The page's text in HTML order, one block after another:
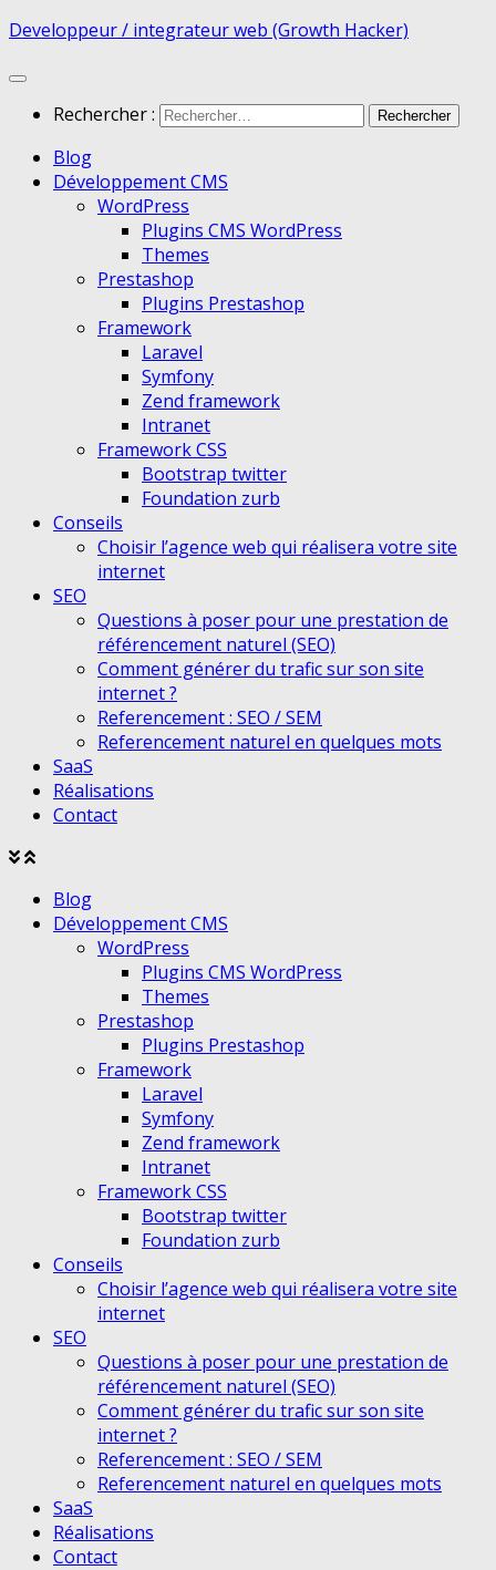
Developpeur / integrateur web (Growth Hacker)
Rechercher :
Blog
Développement CMS
WordPress
Plugins CMS WordPress
Themes
Prestashop
Plugins Prestashop
Framework
Laravel
Symfony
Zend framework
Intranet
Framework CSS
Bootstrap twitter
Foundation zurb
Conseils
Choisir l’agence web qui réalisera votre site
internet
SEO
Questions à poser pour une prestation de
référencement naturel (SEO)
Comment générer du trafic sur son site
internet ?
Referencement : SEO / SEM
Referencement naturel en quelques mots
SaaS
Réalisations
Contact
Agrandir
menu
Réduire
menu
Blog
Développement CMS
WordPress
Plugins CMS WordPress
Themes
Prestashop
Plugins Prestashop
Framework
Laravel
Symfony
Zend framework
Intranet
Framework CSS
Bootstrap twitter
Foundation zurb
Conseils
Choisir l’agence web qui réalisera votre site
internet
SEO
Questions à poser pour une prestation de
référencement naturel (SEO)
Comment générer du trafic sur son site
internet ?
Referencement : SEO / SEM
Referencement naturel en quelques mots
SaaS
Réalisations
Contact